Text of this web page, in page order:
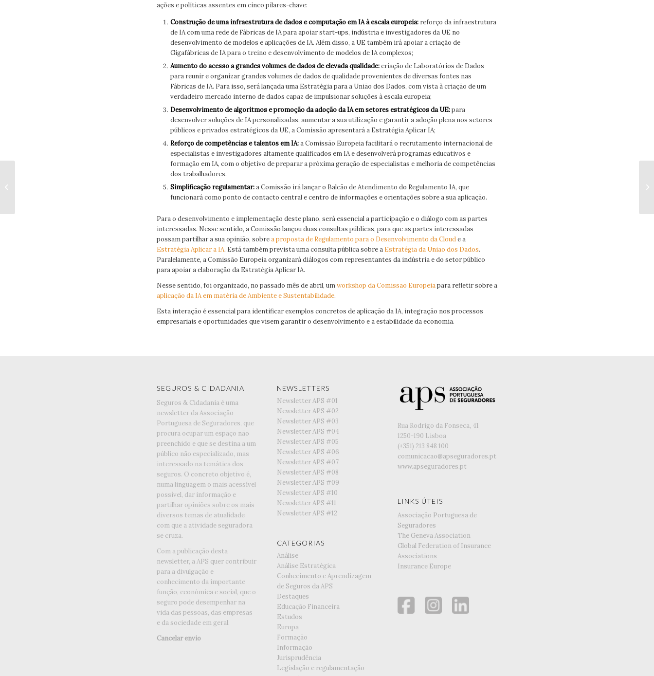
ações e políticas assentes em cinco pilares-chave:
Construção de uma infraestrutura de dados e computação em IA à escala europeia: reforço da infraestrutura
de IA com uma rede de Fábricas de IA para apoiar start-ups, indústria e investigadores da UE no
desenvolvimento de modelos e aplicações de IA. Além disso, a UE também irá apoiar a criação de
Gigafábricas de IA para o treino e desenvolvimento de modelos de IA complexos;
Aumento do acesso a grandes volumes de dados de elevada qualidade:criação de Laboratórios de Dados
para reunir e organizar grandes volumes de dados de qualidade provenientes de diversas fontes nas
Fábricas de IA. Para isso, será lançada uma Estratégia para a União dos Dados, com vista à criação de um
verdadeiro mercado interno de dados capaz de impulsionar soluções à escala europeia;
Desenvolvimento de algoritmos e promoção da adoção da IA em setores estratégicos da UE:para
desenvolver soluções de IA personalizadas, aumentar a sua utilização e garantir a adoção plena nos setores
públicos e privados estratégicos da UE, a Comissão apresentará a Estratégia Aplicar IA;
Reforço de competências e talentos em IA:a Comissão Europeia facilitará o recrutamento internacional de
especialistas e investigadores altamente qualificados em IA e desenvolverá programas educativos e
formação em IA, com o objetivo de preparar a próxima geração de especialistas e melhoria de competências
dos trabalhadores.
Simplificação regulamentar:a Comissão irá lançar o Balcão de Atendimento do Regulamento IA, que
funcionará como ponto de contacto central e centro de informações e orientações sobre a sua aplicação.
Para o desenvolvimento e implementação deste plano, será essencial a participação e o diálogo com as partes
interessadas. Nesse sentido, a Comissão lançou duas consultas públicas, para que as partes interessadas
possam partilhar a sua opinião, sobrea proposta de Regulamento para o Desenvolvimento da Cloude a
Estratégia Aplicar a IA. Está também prevista uma consulta pública sobre a Estratégia da União dos Dados.
Paralelamente, a Comissão Europeia organizará diálogos com representantes da indústria e do setor público
para apoiar a elaboração da Estratégia Aplicar IA.
Nesse sentido, foi organizado, no passado mês de abril, umworkshop da Comissão Europeiapara refletir sobre a
aplicação da IA em matéria de Ambiente e Sustentabilidade.
Esta interação é essencial para identificar exemplos concretos de aplicação da IA, integração nos processos
empresariais e oportunidades que visem garantir o desenvolvimento e a estabilidade da economia.
SEGUROS & CIDADANIA
Seguros & Cidadania é uma
newsletter da Associação
Portuguesa de Seguradores, que
procura ocupar um espaço não
preenchido e que se destina a um
público não especializado, mas
interessado na temática dos
seguros. O concreto objetivo é,
numa linguagem o mais acessível
possível, dar informação e
partilhar opiniões sobre os mais
diversos temas de atualidade
com que a atividade seguradora
se cruza.
Com a publicação desta
newsletter, a APS quer contribuir
para a divulgação e
conhecimento da importante
função, económica e social, que o
seguro pode desempenhar na
vida das pessoas, das empresas
e da sociedade em geral.
Cancelar envio
NEWSLETTERS
Newsletter APS #01
Newsletter APS #02
Newsletter APS #03
Newsletter APS #04
Newsletter APS #05
Newsletter APS #06
Newsletter APS #07
Newsletter APS #08
Newsletter APS #09
Newsletter APS #10
Newsletter APS #11
Newsletter APS #12
CATEGORIAS
Análise
Análise Estratégica
Conhecimento e Aprendizagem
de Seguros da APS
Destaques
Educação Financeira
Estudos
Europa
Formação
Informação
Jurisprudência
Legislação e regulamentação
Rua Rodrigo da Fonseca, 41
1250-190 Lisboa
(+351) ‭213 848 100
comunicacao@apseguradores.pt
www.apseguradores.pt
LINKS ÚTEIS
Associação Portuguesa de
Seguradores
The Geneva Association
Global Federation of Insurance
Associations
Insurance Europe